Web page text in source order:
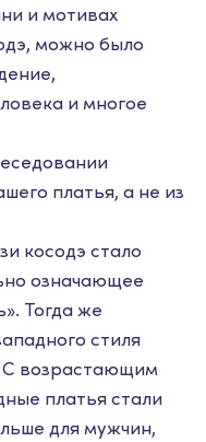
и мотивах
можно было
и многое
платья, а не из
косодэ стало
означающее
Тогда же
стиля
С возрастающим
платья стали
для мужчин,